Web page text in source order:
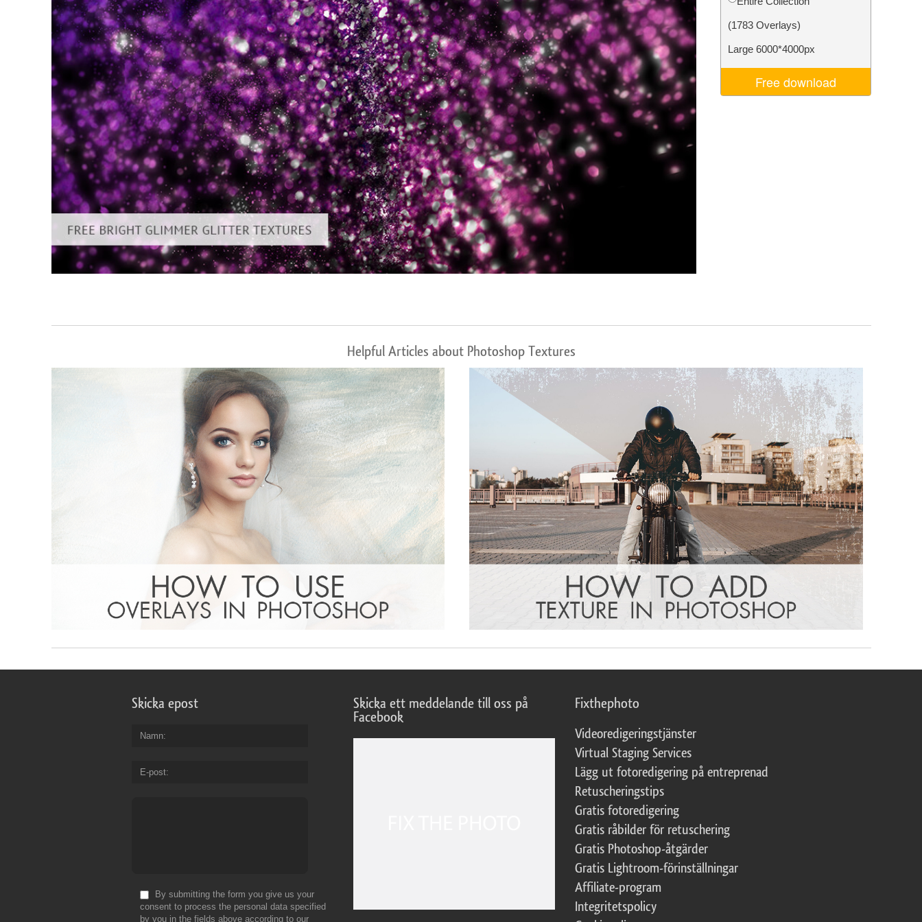
Produktfotoredigering Fotoredigering av smycken AI-träningsdata Video Editing Services
(1783 Overlays)
Large 6000*4000px
Free download
Helpful Articles about Photoshop Textures
Skicka epost
Namn
E-post
By submitting the form you give us your
consent to process the personal data specified
by you in the fields above according to our
Skicka ett meddelande till oss på
Facebook
Fixthephoto
Videoredigeringstjänster
Virtual Staging Services
Lägg ut fotoredigering på entreprenad
Retuscheringstips
Gratis fotoredigering
Gratis råbilder för retuschering
Gratis Photoshop-åtgärder
Gratis Lightroom-förinställningar
Affiliate-program
Integritetspolicy